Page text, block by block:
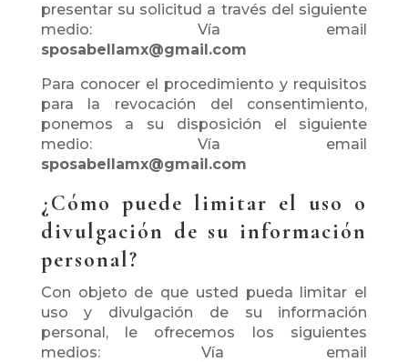
presentar su solicitud a través del siguiente
medio: Vía email
sposabellamx@gmail.com
Para conocer el procedimiento y requisitos
para la revocación del consentimiento,
ponemos a su disposición el siguiente
medio: Vía email
sposabellamx@gmail.com
¿Cómo puede limitar el uso o
divulgación de su información
personal?
Con objeto de que usted pueda limitar el
uso y divulgación de su información
personal, le ofrecemos los siguientes
medios: Vía email